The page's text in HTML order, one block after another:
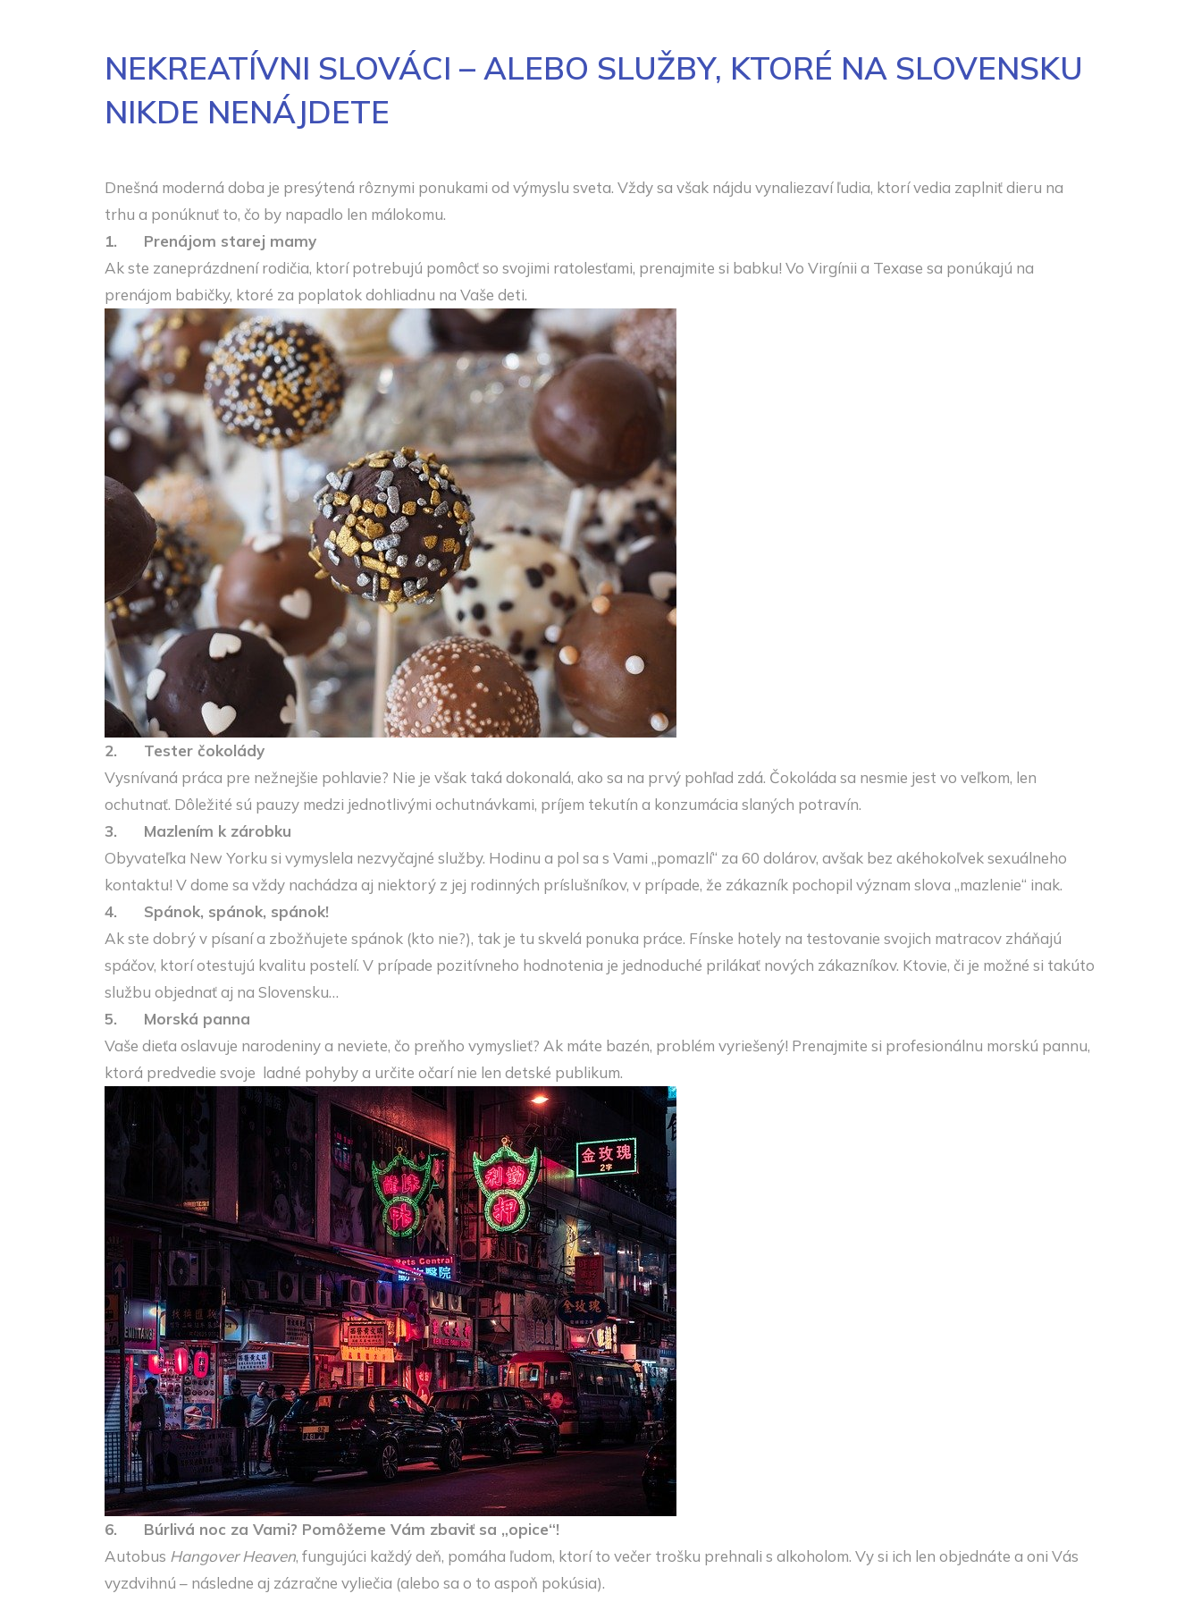
NEKREATÍVNI SLOVÁCI – ALEBO SLUŽBY, KTORÉ NA SLOVENSKU
NIKDE NENÁJDETE
Dnešná moderná doba je presýtená rôznymi ponukami od výmyslu sveta. Vždy sa však nájdu vynaliezaví ľudia, ktorí vedia zaplniť dieru na
trhu a ponúknuť to, čo by napadlo len málokomu.
1. Prenájom starej mamy
Ak ste zaneprázdnení rodičia, ktorí potrebujú pomôcť so svojimi ratolesťami, prenajmite si babku! Vo Virgínii a Texase sa ponúkajú na
prenájom babičky, ktoré za poplatok dohliadnu na Vaše deti.
2. Tester čokolády
Vysnívaná práca pre nežnejšie pohlavie? Nie je však taká dokonalá, ako sa na prvý pohľad zdá. Čokoláda sa nesmie jest vo veľkom, len
ochutnať. Dôležité sú pauzy medzi jednotlivými ochutnávkami, príjem tekutín a konzumácia slaných potravín.
3. Mazlením k zárobku
Obyvateľka New Yorku si vymyslela nezvyčajné služby. Hodinu a pol sa s Vami „pomazlí“ za 60 dolárov, avšak bez akéhokoľvek sexuálneho
kontaktu! V dome sa vždy nachádza aj niektorý z jej rodinných príslušníkov, v prípade, že zákazník pochopil význam slova „mazlenie“ inak.
4. Spánok, spánok, spánok!
Ak ste dobrý v písaní a zbožňujete spánok (kto nie?), tak je tu skvelá ponuka práce. Fínske hotely na testovanie svojich matracov zháňajú
spáčov, ktorí otestujú kvalitu postelí. V prípade pozitívneho hodnotenia je jednoduché prilákať nových zákazníkov. Ktovie, či je možné si takúto
službu objednať aj na Slovensku…
5. Morská panna
Vaše dieťa oslavuje narodeniny a neviete, čo preňho vymyslieť? Ak máte bazén, problém vyriešený! Prenajmite si profesionálnu morskú pannu,
ktorá predvedie svoje ladné pohyby a určite očarí nie len detské publikum.
6. Búrlivá noc za Vami? Pomôžeme Vám zbaviť sa „opice“!
Autobus Hangover Heaven, fungujúci každý deň, pomáha ľudom, ktorí to večer trošku prehnali s alkoholom. Vy si ich len objednáte a oni Vás
vyzdvihnú – následne aj zázračne vyliečia (alebo sa o to aspoň pokúsia).